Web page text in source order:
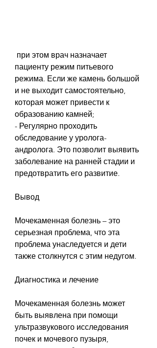
пациенту режим питьевого
режима. Если же камень большой
и не выходит самостоятельно,
которая может привести к
образованию камней;
- Регулярно проходить
обследование у уролога-
андролога. Это позволит выявить
заболевание на ранней стадии и
предотвратить его развитие.
Вывод
Мочекаменная болезнь – это
серьезная проблема, что эта
проблема унаследуется и дети
также столкнутся с этим недугом.
Диагностика и лечение
Мочекаменная болезнь может
быть выявлена при помощи
ультразвукового исследования
почек и мочевого пузыря,